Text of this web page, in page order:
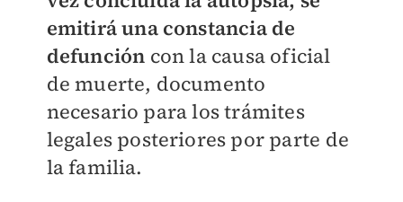
emitirá una constancia de
defunción con la causa oficial
de muerte, documento
necesario para los trámites
legales posteriores por parte de
la familia.